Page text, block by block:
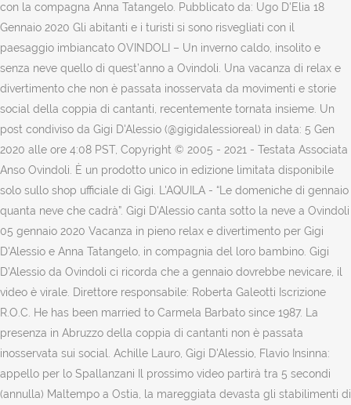
con la compagna Anna Tatangelo. Pubblicato da: Ugo D'Elia 18
Gennaio 2020 Gli abitanti e i turisti si sono risvegliati con il
paesaggio imbiancato OVINDOLI – Un inverno caldo, insolito e
senza neve quello di quest’anno a Ovindoli. Una vacanza di relax e
divertimento che non è passata inosservata da movimenti e storie
social della coppia di cantanti, recentemente tornata insieme. Un
post condiviso da Gigi D'Alessio (@gigidalessioreal) in data: 5 Gen
2020 alle ore 4:08 PST, Copyright © 2005 - 2021 - Testata Associata
Anso Ovindoli. È un prodotto unico in edizione limitata disponibile
solo sullo shop ufficiale di Gigi. L'AQUILA - “Le domeniche di gennaio
quanta neve che cadrà”. Gigi D'Alessio canta sotto la neve a Ovindoli
05 gennaio 2020 Vacanza in pieno relax e divertimento per Gigi
D'Alessio e Anna Tatangelo, in compagnia del loro bambino. Gigi
D’Alessio da Ovindoli ci ricorda che a gennaio dovrebbe nevicare, il
video è virale. Direttore responsabile: Roberta Galeotti Iscrizione
R.O.C. He has been married to Carmela Barbato since 1987. La
presenza in Abruzzo della coppia di cantanti non è passata
inosservata sui social. Achille Lauro, Gigi D'Alessio, Flavio Insinna:
appello per lo Spallanzani Il prossimo video partirà tra 5 secondi
(annulla) Maltempo a Ostia, la mareggiata devasta gli stabilimenti di